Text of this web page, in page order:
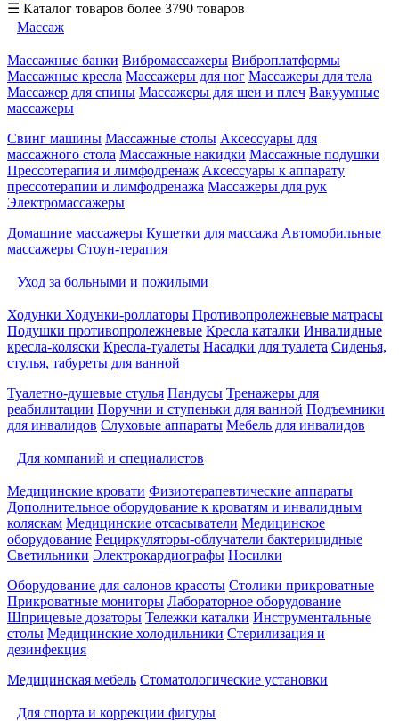
☰ Каталог товаров более 3790 товаров
Массаж
Массажные банки Вибромассажеры Виброплатформы
Массажные кресла Массажеры для ног Массажеры для тела
Массажер для спины Массажеры для шеи и плеч Вакуумные
массажеры
Свинг машины Массажные столы Аксессуары для
массажного стола Массажные накидки Массажные подушки
Прессотерапия и лимфодренаж Аксессуары к аппарату
прессотерапии и лимфодренажа Массажеры для рук
Электромассажеры
Домашние массажеры Кушетки для массажа Автомобильные
массажеры Стоун-терапия
Уход за больными и пожилыми
Ходунки Ходунки-роллаторы Противопролежневые матрасы
Подушки противопролежневые Кресла каталки Инвалидные
кресла-коляски Кресла-туалеты Насадки для туалета Сиденья,
стулья, табуреты для ванной
Туалетно-душевые стулья Пандусы Тренажеры для
реабилитации Поручни и ступеньки для ванной Подъемники
для инвалидов Слуховые аппараты Мебель для инвалидов
Для компаний и специалистов
Медицинские кровати Физиотерапевтические аппараты
Дополнительное оборудование к кроватям и инвалидным
коляскам Медицинские отсасыватели Медицинское
оборудование Рециркуляторы-облучатели бактерицидные
Светильники Электрокардиографы Носилки
Оборудование для салонов красоты Столики прикроватные
Прикроватные мониторы Лабораторное оборудование
Шприцевые дозаторы Тележки каталки Инструментальные
столы Медицинские холодильники Стерилизация и
дезинфекция
Медицинская мебель Стоматологические установки
Для спорта и коррекции фигуры